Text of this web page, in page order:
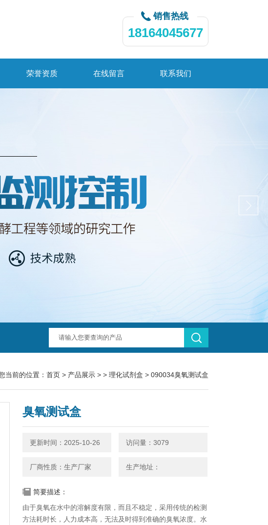
销售热线
18164045677
荣誉资质 在线留言 联系我们
当前的位置： 首页 > 产品展示 > > 理化试剂盒 > 090034臭氧测试盒
臭氧测试盒
更新时间：2025-10-26 访问量：3079
厂商性质：生产厂家 生产地址：
简要描述：
由于臭氧在水中的溶解度有限，而且不稳定，采用传统的检测
方法耗时长，人力成本高，无法及时得到准确的臭氧浓度。水